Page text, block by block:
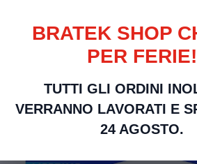
BRATEK SHOP
PER FERIE!
TUTTI GLI ORDINI
VERRANNO LAVORATI E
24 AGOSTO.
Home Networking Rete Casa e Ufficio Accessori PC
USB Twister 128GB nera USB 2.0 - UTS2-1280K0R11